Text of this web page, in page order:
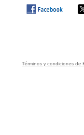
Términos y condiciones de